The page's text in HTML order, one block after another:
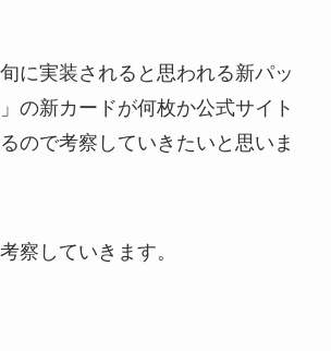
に実装されると思われる新パッ
の新カードが何枚か公式サイト
ので考察していきたいと思いま
察していきます。